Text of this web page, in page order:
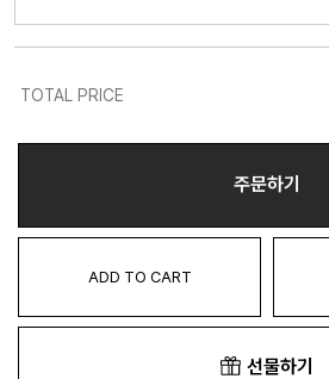
TOTAL PRICE
주문하기
ADD TO CART
선물하기